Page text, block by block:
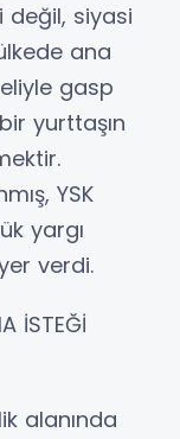
değil, siyasi
ana
gasp
yurttaşın
YSK
yargı
verdi.
İSTEĞİ
alanında